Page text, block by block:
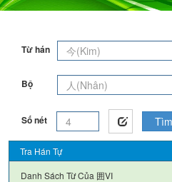
Từ hán
Bộ
Số nét Tìm
Tra Hán Tự
Danh Sách Từ Của 囲VI